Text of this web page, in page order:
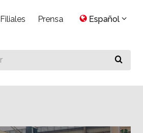
Filiales Prensa Español